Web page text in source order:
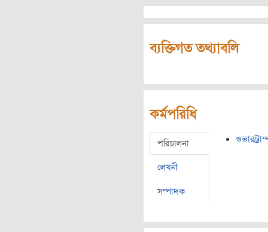
ব্যক্তিগত তথ্যাবলি
কর্মপরিধি
পরিচালনা
লেখনী
সম্পাদক